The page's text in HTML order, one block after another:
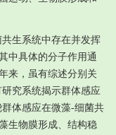
生系统中存在并发挥
中具体的分子作用通
来，虽有综述分别关
究系统揭示群体感应
体感应在微藻-细菌共
生物膜形成、结构稳